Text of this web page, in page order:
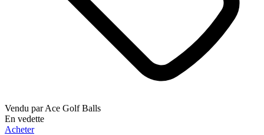
Vendu parAce Golf Balls
En vedette
Acheter